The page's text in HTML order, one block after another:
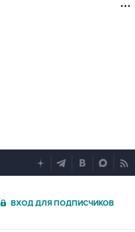
ВХОД ДЛЯ ПОДПИСЧИКОВ